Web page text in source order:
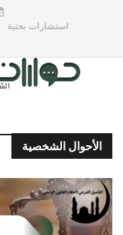
استشارات بحثية
الأحوال الشخصية